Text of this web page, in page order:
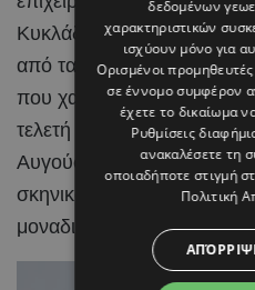
Κυκλάδες για την
από τα φώτα της
που χαρακτηρίζει
τελετή πραγματοποιήθηκε
Αυγούστου, μέσα σε ένα
σκηνικό, με το
μοναδικά τη χαρά της
δεδομένων
χαρακτηριστικών
ισχύουν μόνο για
Ορισμένοι
σε έννομο συμφέρον
έχετε το δικαίωμα
Ρυθμίσεις
ανακαλέσετε τη
οποιαδήποτε στιγμή
Πολιτική